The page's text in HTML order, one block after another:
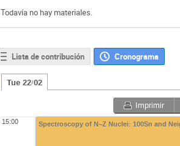
Todavía no hay materiales.
Lista de contribución Cronograma
Tue 22/02
Imprimir
15:00 Spectroscopy of N~Z Nuclei: 100Sn and